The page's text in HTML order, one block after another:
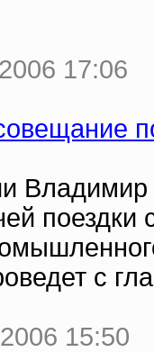
17:06
поездки
с
15:50